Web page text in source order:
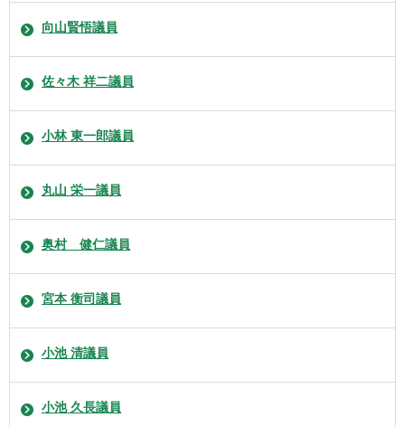
向山賢悟議員
佐々木 祥二議員
小林 東一郎議員
丸山 栄一議員
奥村 健仁議員
宮本 衡司議員
小池 清議員
小池 久長議員